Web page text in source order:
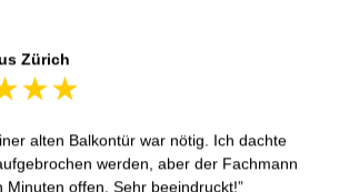
Zürich
alten Balkontür war nötig. Ich dachte
werden, aber der Fachmann
Minuten offen. Sehr beeindruckt!